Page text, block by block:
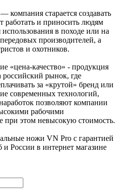
компания старается создавать
работать и приносить людям
в походе или на
производителей, а
и охотников.
«цена-качество» - продукция
рынок, где
за «крутой» бренд или
современных технологий,
позволяют компании
рабочими
при этом невысокую стоимость.
ножи VN Pro с гарантией
России в интернет магазине